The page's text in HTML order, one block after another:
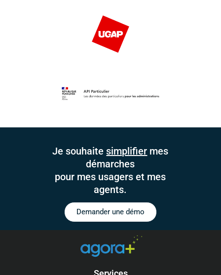
Je souhaitesimplifier mes
démarches
pour mes usagers et mes
agents.
Demander une démo